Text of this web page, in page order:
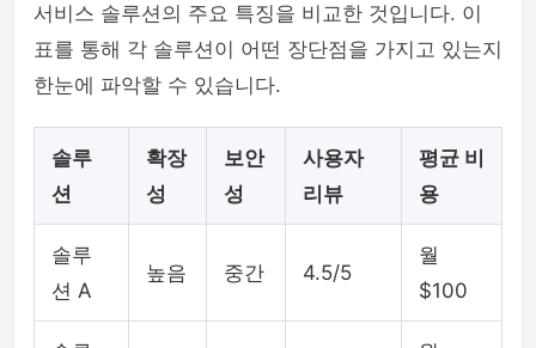
서비스 솔루션의 주요 특징을 비교한 것입니다. 이
표를 통해 각 솔루션이 어떤 장단점을 가지고 있는지
한눈에 파악할 수 있습니다.
솔루
션
확장
성
보안
성
사용자
리뷰
평균 비
용
솔루
션 A
높음 중간 4.5/5
월
$100